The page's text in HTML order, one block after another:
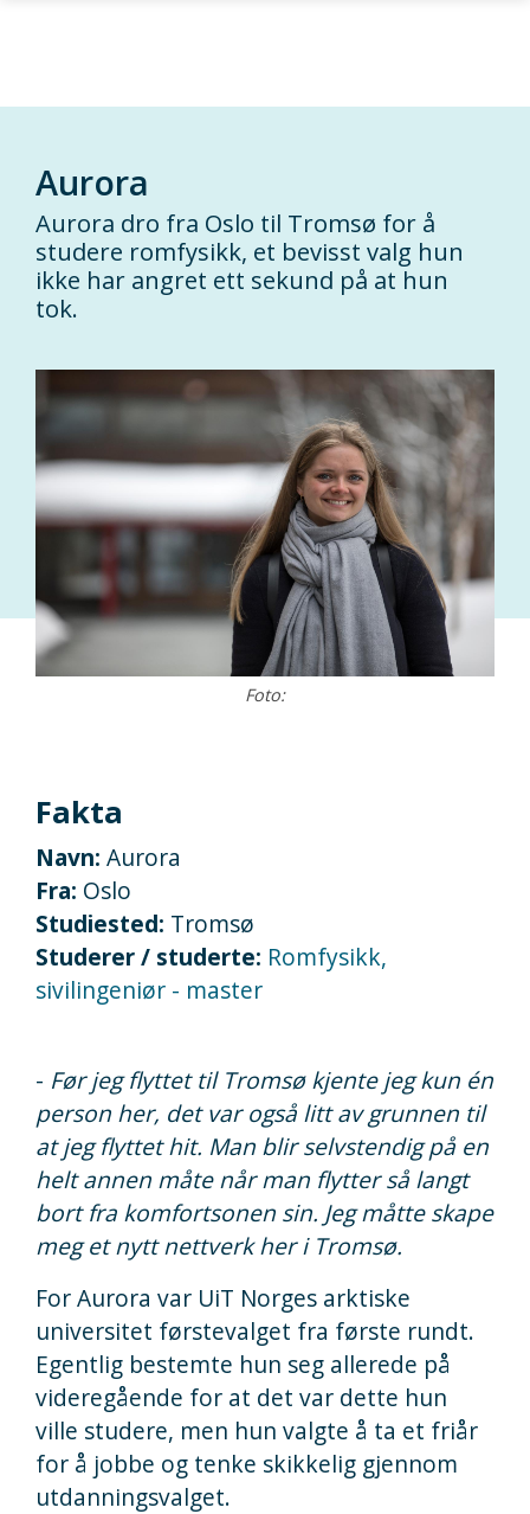
Aurora
Aurora dro fra Oslo til Tromsø for å
studere romfysikk, et bevisst valg hun
ikke har angret ett sekund på at hun
tok.
Foto:
Fakta
Navn: Aurora
Fra: Oslo
Studiested: Tromsø
Studerer / studerte: Romfysikk,
sivilingeniør - master
- Før jeg flyttet til Tromsø kjente jeg kun én
person her, det var også litt av grunnen til
at jeg flyttet hit. Man blir selvstendig på en
helt annen måte når man flytter så langt
bort fra komfortsonen sin. Jeg måtte skape
meg et nytt nettverk her i Tromsø.
For Aurora var UiT Norges arktiske
universitet førstevalget fra første rundt.
Egentlig bestemte hun seg allerede på
videregående for at det var dette hun
ville studere, men hun valgte å ta et friår
for å jobbe og tenke skikkelig gjennom
utdanningsvalget.